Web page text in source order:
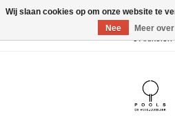
0 Artikelen
Wij slaan cookies op om onze website te
Nee
Meer